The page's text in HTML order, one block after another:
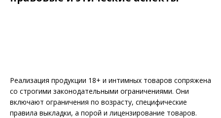
Реализация продукции 18+ и интимных товаров сопряжена
со строгими законодательными ограничениями. Они
включают ограничения по возрасту, специфические
правила выкладки, а порой и лицензирование товаров.